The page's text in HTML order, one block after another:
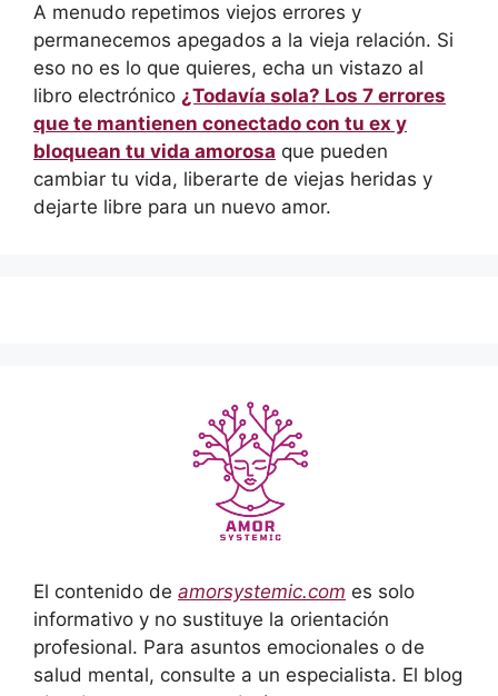
A menudo repetimos viejos errores y
permanecemos apegados a la vieja relación. Si
eso no es lo que quieres, echa un vistazo al
libro electrónico ¿Todavía sola? Los 7 errores
que te mantienen conectado con tu ex y
bloquean tu vida amorosa que pueden
cambiar tu vida, liberarte de viejas heridas y
dejarte libre para un nuevo amor.
El contenido de amorsystemic.com es solo
informativo y no sustituye la orientación
profesional. Para asuntos emocionales o de
salud mental, consulte a un especialista. El blog